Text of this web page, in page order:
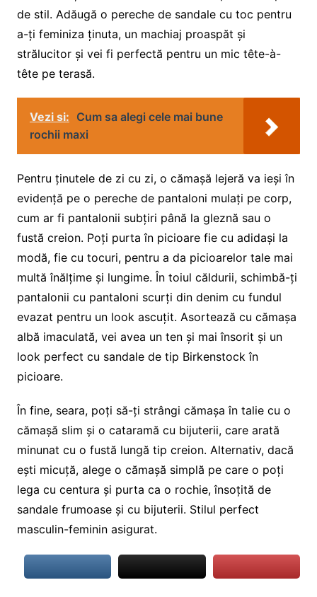
de stil. Adăugă o pereche de sandale cu toc pentru
a-ți feminiza ținuta, un machiaj proaspăt și
strălucitor și vei fi perfectă pentru un mic tête-à-
tête pe terasă.
Vezi si: Cum sa alegi cele mai bune
rochii maxi
Pentru ținutele de zi cu zi, o cămașă lejeră va ieși în
evidență pe o pereche de pantaloni mulați pe corp,
cum ar fi pantalonii subțiri până la gleznă sau o
fustă creion. Poți purta în picioare fie cu adidași la
modă, fie cu tocuri, pentru a da picioarelor tale mai
multă înălțime și lungime. În toiul căldurii, schimbă-ți
pantalonii cu pantaloni scurți din denim cu fundul
evazat pentru un look ascuțit. Asortează cu cămașa
albă imaculată, vei avea un ten și mai însorit și un
look perfect cu sandale de tip Birkenstock în
picioare.
În fine, seara, poți să-ți strângi cămașa în talie cu o
cămașă slim și o cataramă cu bijuterii, care arată
minunat cu o fustă lungă tip creion. Alternativ, dacă
ești micuță, alege o cămașă simplă pe care o poți
lega cu centura și purta ca o rochie, însoțită de
sandale frumoase și cu bijuterii. Stilul perfect
masculin-feminin asigurat.